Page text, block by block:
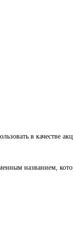
в качестве
названием,